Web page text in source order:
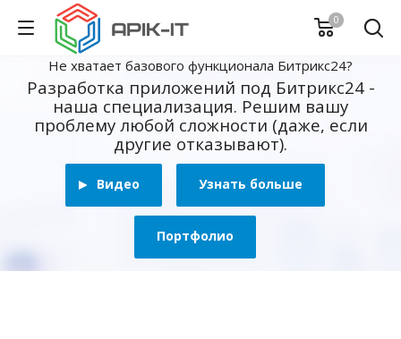
0
Не хватает базового функционала Битрикс24?
Разработка приложений под Битрикс24 -
наша специализация. Решим вашу
проблему любой сложности (даже, если
другие отказывают).
Видео Узнать больше
Портфолио